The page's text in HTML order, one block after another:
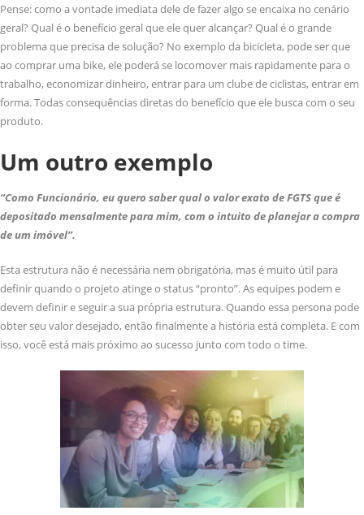
Pense: como a vontade imediata dele de fazer algo se encaixa no cenário
geral? Qual é o benefício geral que ele quer alcançar? Qual é o grande
problema que precisa de solução? No exemplo da bicicleta, pode ser que
ao comprar uma bike, ele poderá se locomover mais rapidamente para o
trabalho, economizar dinheiro, entrar para um clube de ciclistas, entrar em
forma. Todas consequências diretas do benefício que ele busca com o seu
produto.
Um outro exemplo
“Como Funcionário, eu quero saber qual o valor exato de FGTS que é
depositado mensalmente para mim, com o intuito de planejar a compra
de um imóvel”.
Esta estrutura não é necessária nem obrigatória, mas é muito útil para
definir quando o projeto atinge o status “pronto”. As equipes podem e
devem definir e seguir a sua própria estrutura. Quando essa persona pode
obter seu valor desejado, então finalmente a história está completa. E com
isso, você está mais próximo ao sucesso junto com todo o time.